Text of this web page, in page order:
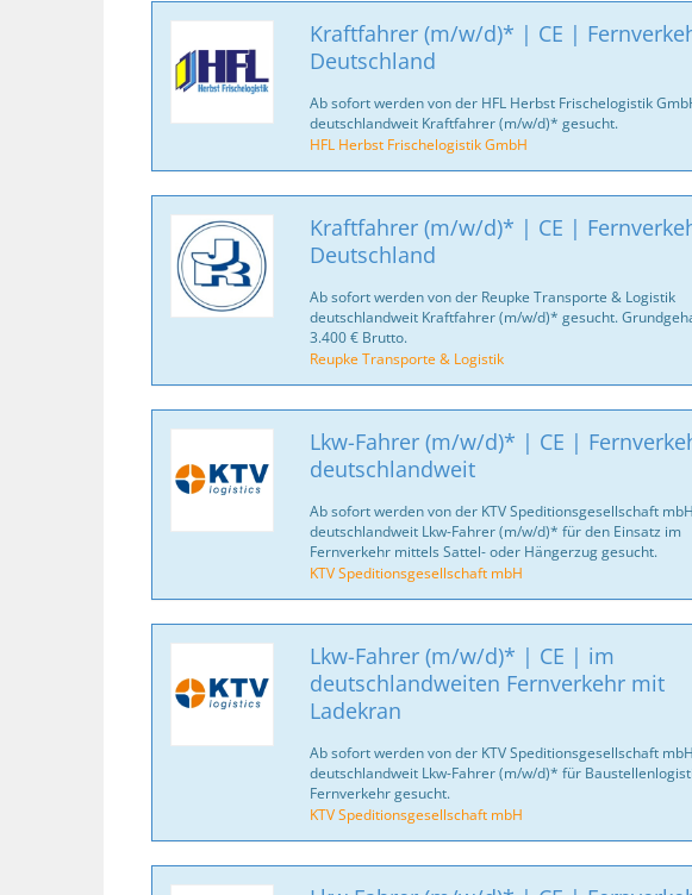
Kraftfahrer (m/w/d)* | CE |
Deutschland
Ab sofort werden von der HFL Herbst Frischelogistik
deutschlandweit Kraftfahrer (m/w/d)* gesucht.
HFL Herbst Frischelogistik GmbH
Kraftfahrer (m/w/d)* | CE |
Deutschland
Ab sofort werden von der Reupke Transporte & Logistik
deutschlandweit Kraftfahrer (m/w/d)* gesucht.
3.400 € Brutto.
Reupke Transporte & Logistik
Lkw-Fahrer (m/w/d)* | CE |
deutschlandweit
Ab sofort werden von der KTV Speditionsgesellschaft mbH
deutschlandweit Lkw-Fahrer (m/w/d)* für den Einsatz im
Fernverkehr mittels Sattel- oder Hängerzug gesucht.
KTV Speditionsgesellschaft mbH
Lkw-Fahrer (m/w/d)* | CE | im
deutschlandweiten Fernverkehr mit
Ladekran
Ab sofort werden von der KTV Speditionsgesellschaft mbH
deutschlandweit Lkw-Fahrer (m/w/d)* für
Fernverkehr gesucht.
KTV Speditionsgesellschaft mbH